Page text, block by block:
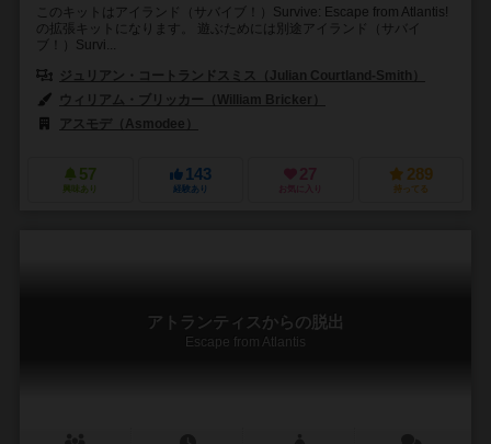
このキットはアイランド（サバイブ！）Survive: Escape from Atlantis!
の拡張キットになります。 遊ぶためには別途アイランド（サバイ
ブ！）Survi...
ジュリアン・コートランドスミス（Julian Courtland-Smith）
ウィリアム・ブリッカー（William Bricker）
アスモデ（Asmodee）
57
興味あり
143
経験あり
27
お気に入り
289
持ってる
アトランティスからの脱出
Escape from Atlantis